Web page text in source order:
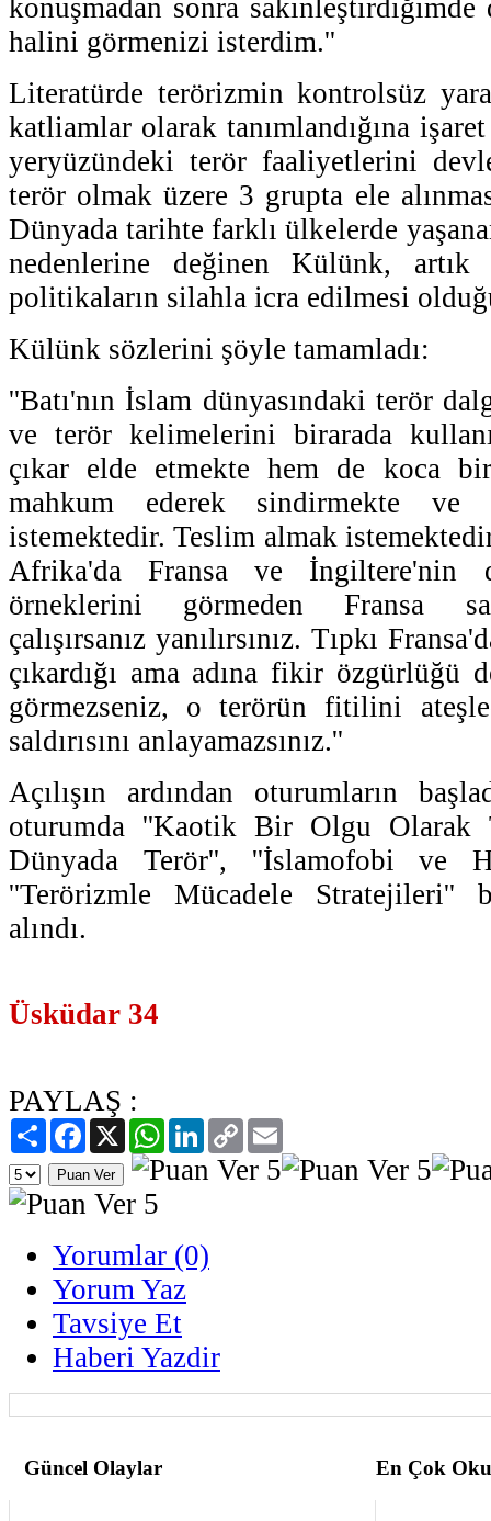
konuşmadan sonra sakinleştirdiğimde
halini görmenizi isterdim.''
Literatürde terörizmin kontrolsüz
katliamlar olarak tanımlandığına
yeryüzündeki terör faaliyetlerini
terör olmak üzere 3 grupta ele
Dünyada tarihte farklı ülkelerde
nedenlerine değinen Külünk, artık
politikaların silahla icra edilmesi
Külünk sözlerini şöyle tamamladı:
''Batı'nın İslam dünyasındaki terör
ve terör kelimelerini birarada
çıkar elde etmekte hem de koca
mahkum ederek sindirmekte ve
istemektedir. Teslim almak
Afrika'da Fransa ve İngiltere'nin
örneklerini görmeden Fransa
çalışırsanız yanılırsınız. Tıpkı
çıkardığı ama adına fikir özgürlüğü
görmezseniz, o terörün fitilini
saldırısını anlayamazsınız.''
Açılışın ardından oturumların
oturumda ''Kaotik Bir Olgu Olarak
Dünyada Terör'', ''İslamofobi ve
''Terörizmle Mücadele Stratejileri''
alındı.
Üsküdar 34
PAYLAŞ :
PaylaşFacebook
X WhatsAppLinkedIn
Copy
Link
Yorumlar (0)
Yorum Yaz
Tavsiye Et
Haberi Yazdir
Güncel Olaylar En Çok